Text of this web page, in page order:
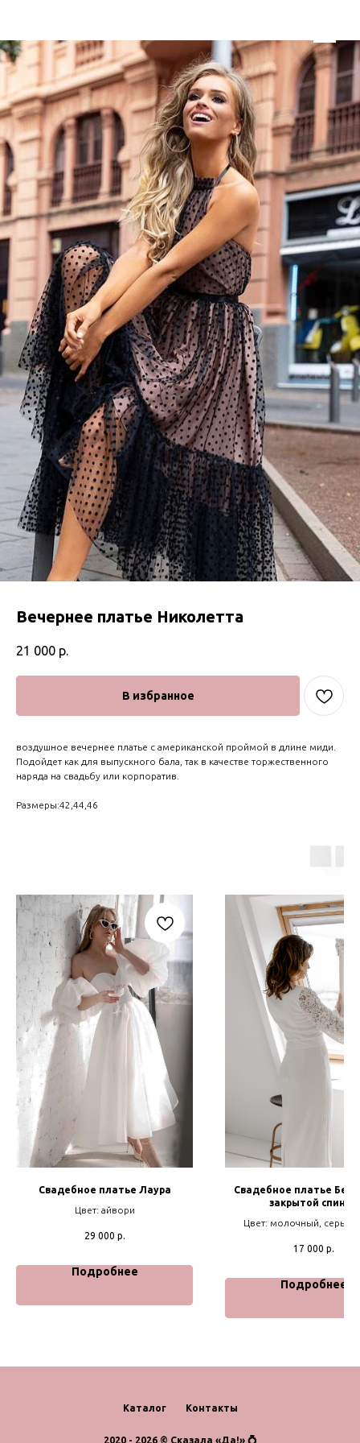
Вечернее платье Николетта
21 000 р.
В избранное
воздушное вечернее платье с американской проймой в длине миди.
Подойдет как для выпускного бала, так в качестве торжественного
наряда на свадьбу или корпоратив.
Размеры:42,44,46
Свадебное платье Лаура
Цвет: айвори
29 000 р.
Подробнее
Свадебное платье
закрытой спиной
Цвет: молочный, серый,
17 000 р.
Подробнее
Каталог Контакты
2020 - 2026 © Сказала «Да!» 💍